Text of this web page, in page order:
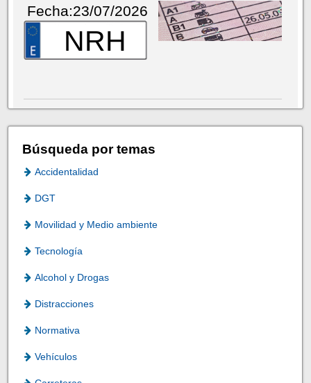
Fecha:23/07/2026
NRH
Búsqueda por temas
Accidentalidad
DGT
Movilidad y Medio ambiente
Tecnología
Alcohol y Drogas
Distracciones
Normativa
Vehículos